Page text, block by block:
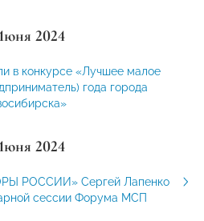
2024
в конкурсе «Лучшее малое
года города
2024
РОССИИ» Сергей Лапенко
сессии Форума МСП